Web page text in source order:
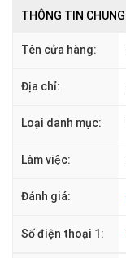
THÔNG TIN CHUNG
Tên cửa hàng:
Địa chỉ:
Loại danh mục:
Làm việc:
Đánh giá:
Số điện thoại 1: